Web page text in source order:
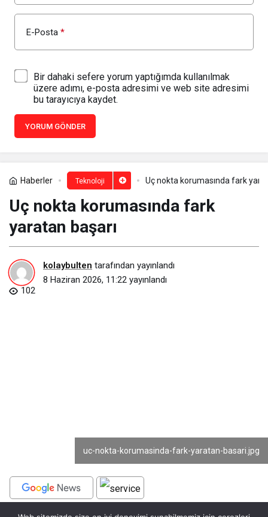
E-Posta *
Bir dahaki sefere yorum yaptığımda kullanılmak
üzere adımı, e-posta adresimi ve web site adresimi
bu tarayıcıya kaydet.
YORUM GÖNDER
Haberler Teknoloji Uç nokta korumasında fark
Uç nokta korumasında fark
yaratan başarı
kolaybulten tarafından yayınlandı
8 Haziran 2026, 11:22 yayınlandı
102
uc-nokta-korumasinda-fark-yaratan-basari.jpg